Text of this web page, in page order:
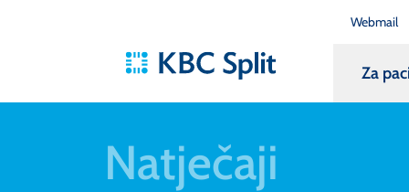
Webmail
Za
Natječaji